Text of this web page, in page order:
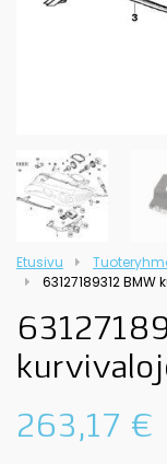
Etusivu
63127189312
263,17 €